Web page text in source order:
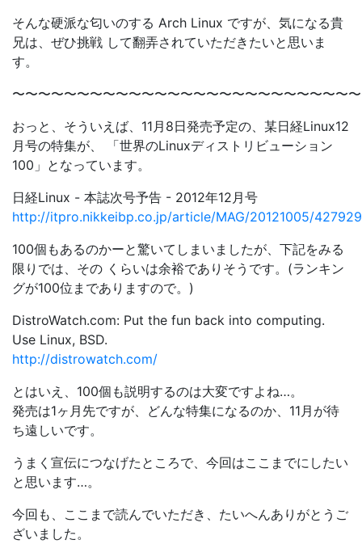
そんな硬派な匂いのする Arch Linux ですが、気になる貴
兄は、ぜひ挑戦 して翻弄されていただきたいと思いま
す。
〜〜〜〜〜〜〜〜〜〜〜〜〜〜〜〜〜〜〜〜〜〜〜〜〜〜
おっと、そういえば、11月8日発売予定の、某日経Linux12
月号の特集が、 「世界のLinuxディストリビューション
100」となっています。
日経Linux - 本誌次号予告 - 2012年12月号
http://itpro.nikkeibp.co.jp/article/MAG/20121005/
100個もあるのかーと驚いてしまいましたが、下記をみる
限りでは、その くらいは余裕でありそうです。(ランキン
グが100位までありますので。)
DistroWatch.com: Put the fun back into computing.
Use Linux, BSD.
http://distrowatch.com/
とはいえ、100個も説明するのは大変ですよね…。
発売は1ヶ月先ですが、どんな特集になるのか、11月が待
ち遠しいです。
うまく宣伝につなげたところで、今回はここまでにしたい
と思います…。
今回も、ここまで読んでいただき、たいへんありがとうご
ざいました。